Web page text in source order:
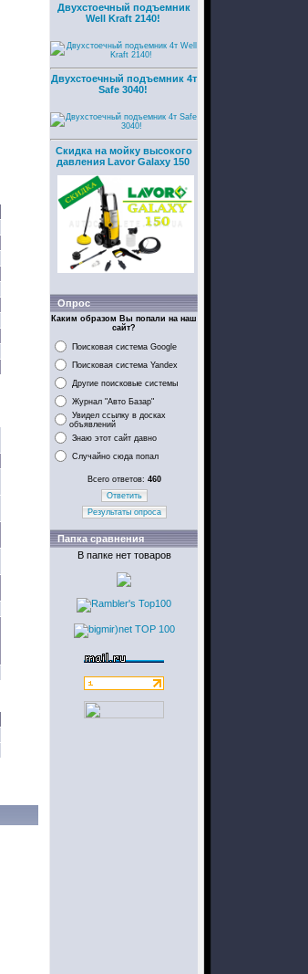
Двухстоечный подъемник
Well Kraft 2140!
Двухстоечный подъемник 4т
Safe 3040!
Скидка на мойку высокого
давления Lavor Galaxy 150
Опрос
Каким образом Вы попали на наш
сайт?
Поисковая система Google
Поисковая система Yandex
Другие поисковые системы
Журнал "Авто Базар"
Увидел ссылку в досках
объявлений
Знаю этот сайт давно
Случайно сюда попал
Всего ответов: 460
Ответить
Результаты опроса
Папка сравнения
В папке нет товаров